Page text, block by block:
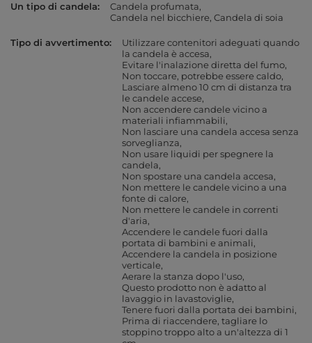
Un tipo di candela
Candela profumata
Candela nel bicchiere Candela di soia
Tipo di avvertimento
Utilizzare contenitori adeguati quando
la candela è accesa
Evitare l'inalazione diretta del fumo
Non toccare, potrebbe essere caldo
Lasciare almeno 10 cm di distanza tra
le candele accese
Non accendere candele vicino a
materiali infiammabili
Non lasciare una candela accesa senza
sorveglianza
Non usare liquidi per spegnere la
candela
Non spostare una candela accesa
Non mettere le candele vicino a una
fonte di calore
Non mettere le candele in correnti
d'aria
Accendere le candele fuori dalla
portata di bambini e animali
Accendere la candela in posizione
verticale
Aerare la stanza dopo l'uso
Questo prodotto non è adatto al
lavaggio in lavastoviglie
Tenere fuori dalla portata dei bambini
Prima di riaccendere, tagliare lo
stoppino troppo alto a un'altezza di 1